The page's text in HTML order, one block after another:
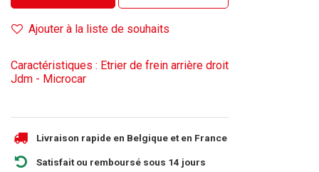
Ajouter à la liste de souhaits
Caractéristiques : Etrier de frein arrière droit
Jdm - Microcar
Livraison rapide en Belgique et en France
Satisfait ou remboursé sous 14 jours